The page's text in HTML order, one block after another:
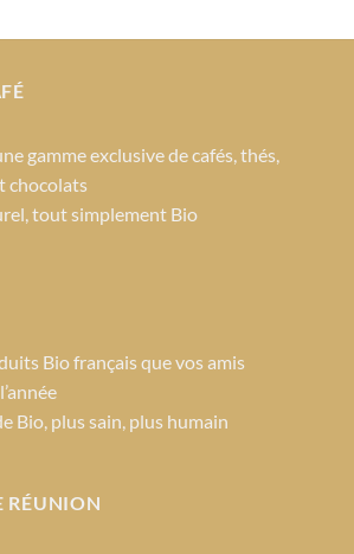
gamme exclusive de cafés, thés,
chocolats
tout simplement Bio
Bio français que vos amis
Bio , plus sain, plus humain
RÉUNION